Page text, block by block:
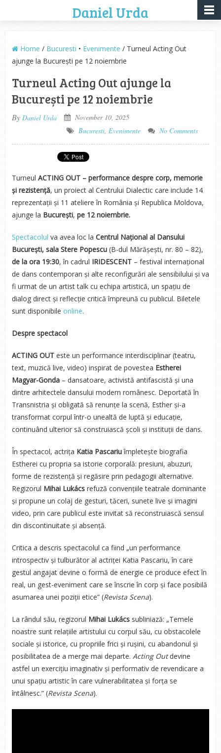
Daniel Urda
Home / Bucuresti • Evenimente / Turneul Acting Out
ajunge la București pe 12 noiembrie
Turneul Acting Out ajunge la
București pe 12 noiembrie
By Daniel Urda
November 10, 2025
Bucuresti, Evenimente No Comments
Turneul ACTING OUT – performance despre corp, memorie
și rezistență, un proiect al Centrului Dialectic care include 14
reprezentații și 11 ateliere în România și Republica Moldova,
ajunge la București, pe 12 noiembrie.
Spectacolul va avea loc la Centrul Național al Dansului
București, sala Stere Popescu(B-dul Mărășești, nr. 80 – 82),
de la ora 19:30, în cadrul IRIDESCENT – festival internațional
de dans contemporan și alte reconfigurări ale sensibilului și va
fi urmat de un artist talk cu echipa artistică, un spațiu de
dialog direct și reflecție critică împreună cu publicul. Biletele
sunt disponibile online.
Despre spectacol
ACTING OUTeste un performance interdisciplinar (teatru,
text, muzică live, video) inspirat de povestea Estherei
Magyar-Gonda– dansatoare, activistă antifascistă și una
dintre arhitectele dansului modern românesc. Deportată în
Transnistria și obligată să renunțe la scenă, Esther și-a
transformat corpul într-o unealtă de luptă și educație,
continuând ulterior să construiască școli și instituții de dans.
În spectacol, actrița Katia Pascariuîmpletește biografia
Estherei cu propria sa istorie corporală: presiuni, abuzuri,
forme de rezistență și regăsire prin pedagogii alternative.
Regizorul Mihai Lukácsrefuză convențiile teatrale dominante
și propune un colaj de gesturi, tăceri, sunete live și imagini
video, prin care publicul este invitat să reconstruiască sensul
din discontinuitate și absență.
Critica a descris spectacolul ca fiind „un performance
introspectiv și tulburător al actriței Katia Pascariu, în care
gestul angajat devine o formă de energie ce produce efect în
real, un gest-eveniment care se înscrie în corp și face posibilă
asumarea unei poziții etice” (Revista Scena).
La rândul său, regizorul Mihai Lukácssubliniază: „Temele
noastre sunt relațiile artistului cu corpul său, cu obstacolele
sociale și istorice, cu propriile frici și rușini, cu abandonul și
posibilitatea de a merge mai departe. Acting Outdevine
astfel un exercițiu imaginativ și performativ de revendicare a
unui spațiu artistic în care vulnerabilitatea și forța se
întâlnesc.” (Revista Scena).